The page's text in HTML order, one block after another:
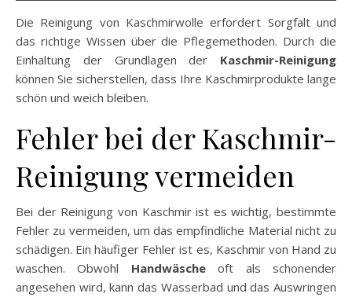
Die Reinigung von Kaschmirwolle erfordert Sorgfalt und
das richtige Wissen über die Pflegemethoden. Durch die
Einhaltung der Grundlagen der Kaschmir-Reinigung
können Sie sicherstellen, dass Ihre Kaschmirprodukte lange
schön und weich bleiben.
Fehler bei der Kaschmir-
Reinigung vermeiden
Bei der Reinigung von Kaschmir ist es wichtig, bestimmte
Fehler zu vermeiden, um das empfindliche Material nicht zu
schädigen. Ein häufiger Fehler ist es, Kaschmir von Hand zu
waschen. Obwohl Handwäscheoft als schonender
angesehen wird, kann das Wasserbad und das Auswringen